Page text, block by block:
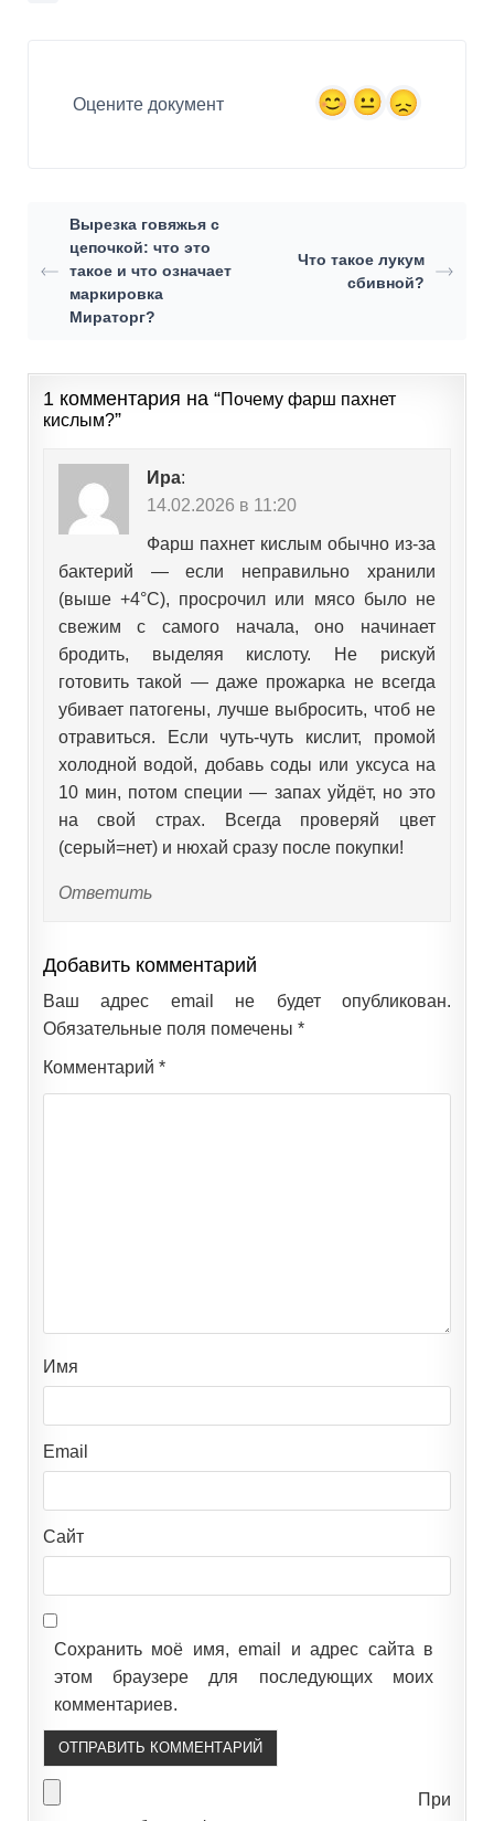
Оцените документ
Вырезка говяжья с
цепочкой: что это
такое и что означает
маркировка
Мираторг?
Что такое лукум
сбивной?
1 комментария на “Почему фарш пахнет
кислым?”
Ира:
14.02.2026 в 11:20
Фарш пахнет кислым обычно из-за
бактерий — если неправильно хранили
(выше +4°C), просрочил или мясо было не
свежим с самого начала, оно начинает
бродить, выделяя кислоту. Не рискуй
готовить такой — даже прожарка не всегда
убивает патогены, лучше выбросить, чтоб не
отравиться. Если чуть-чуть кислит, промой
холодной водой, добавь соды или уксуса на
10 мин, потом специи — запах уйдёт, но это
на свой страх. Всегда проверяй цвет
(серый=нет) и нюхай сразу после покупки!
Ответить
Добавить комментарий
Ваш адрес email не будет опубликован.
Обязательные поля помечены *
Комментарий *
Имя
Email
Сайт
Сохранить моё имя, email и адрес сайта в
этом браузере для последующих моих
комментариев.
При